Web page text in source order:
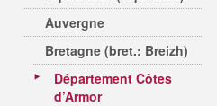
Auvergne
Bretagne (bret.: Breizh)
Département Côtes
d’Armor